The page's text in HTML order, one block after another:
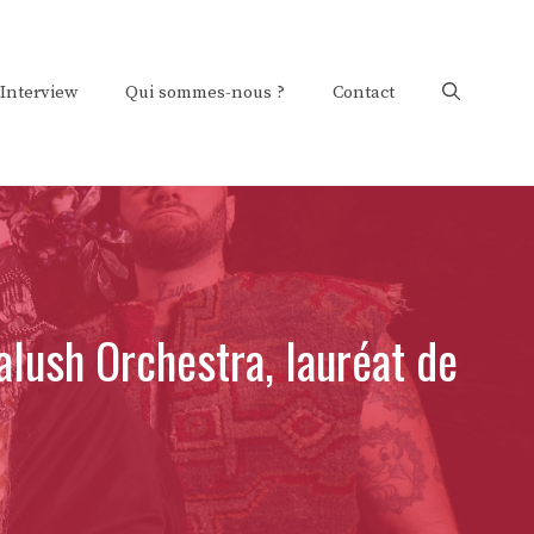
Interview Qui sommes-nous ? Contact
Orchestra, lauréat de